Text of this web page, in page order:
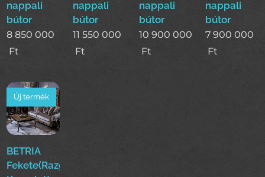
nappali
bútor
8 850 000
Ft
nappali
bútor
11 550 000
Ft
nappali
bútor
10 900 000
Ft
nappali
bútor
7 900 000
Ft
BETRIA
Fekete(Razg)
Új termék